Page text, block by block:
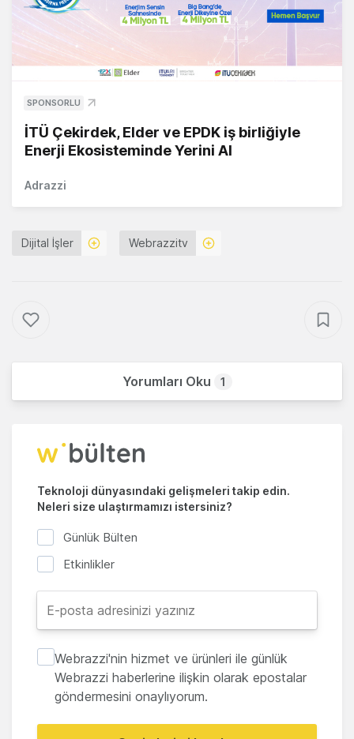
SPONSORLU
İTÜ Çekirdek, Elder ve EPDK iş birliğiyle
Enerji Ekosisteminde Yerini Al
Adrazzi
Dijital İşler Webrazzitv
Yorumları Oku 1
Teknoloji dünyasındaki gelişmeleri takip edin.
Neleri size ulaştırmamızı istersiniz?
Günlük Bülten
Etkinlikler
Webrazzi'nin hizmet ve ürünleri ile günlük
Webrazzi haberlerine ilişkin olarak epostalar
göndermesini onaylıyorum.